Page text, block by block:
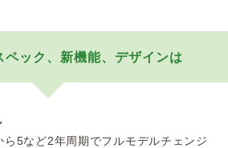
ック、新機能、デザインは
5など2年周期でフルモデルチェンジ